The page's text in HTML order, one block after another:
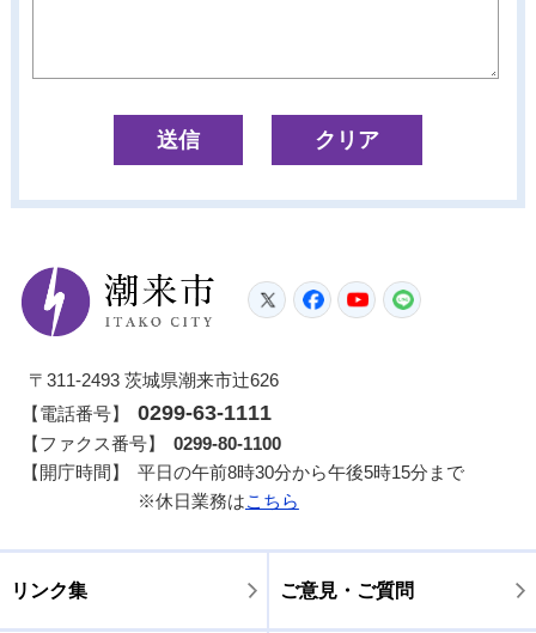
潮来市
TwitterFacebook
YouTube
〒311-2493 茨城県潮来市辻626
【電話番号】
0299-63-1111
【ファクス番号】
0299-80-1100
【開庁時間】
平日の午前8時30分から午後5時15分まで
※休日業務はこちら
リンク集 ご意見・ご質問